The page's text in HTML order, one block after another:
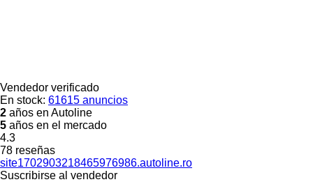
Vendedor verificado
En stock: 61615 anuncios
2 años en Autoline
5 años en el mercado
4.3
78 reseñas
site1702903218465976986.autoline.ro
Suscribirse al vendedor